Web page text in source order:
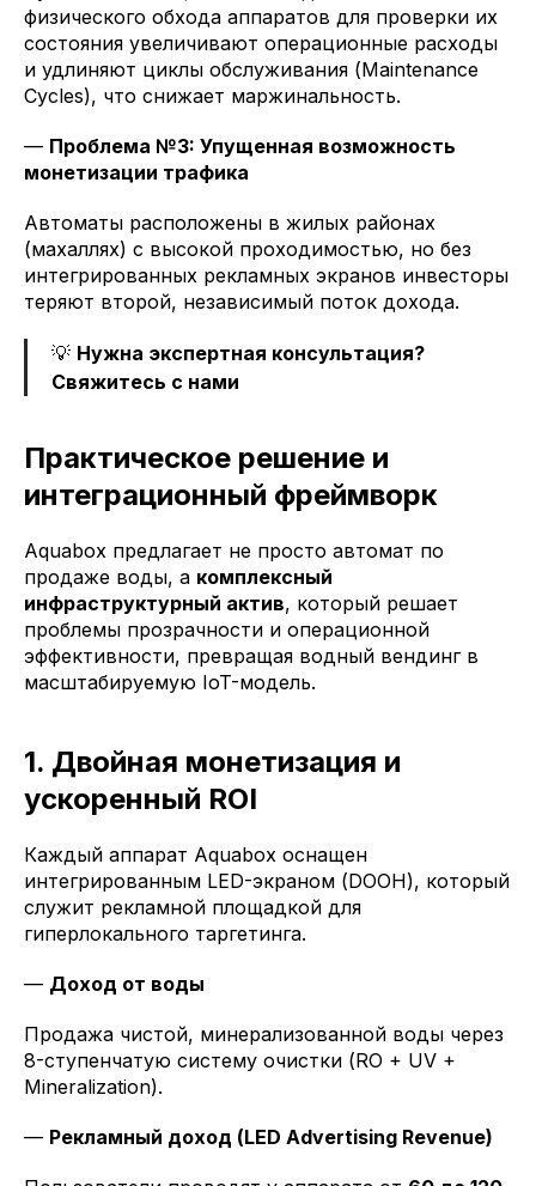
физического обхода аппаратов для проверки их
состояния увеличивают операционные расходы
и удлиняют циклы обслуживания (Maintenance
Cycles), что снижает маржинальность.
— Проблема №3: Упущенная возможность
монетизации трафика
Автоматы расположены в жилых районах
(махаллях) с высокой проходимостью, но без
интегрированных рекламных экранов инвесторы
теряют второй, независимый поток дохода.
💡 Нужна экспертная консультация?
Свяжитесь с нами
Практическое решение и
интеграционный фреймворк
Aquabox предлагает не просто автомат по
продаже воды, а комплексный
инфраструктурный актив, который решает
проблемы прозрачности и операционной
эффективности, превращая водный вендинг в
масштабируемую IoT-модель.
1. Двойная монетизация и
ускоренный ROI
Каждый аппарат Aquabox оснащен
интегрированным LED-экраном (DOOH), который
служит рекламной площадкой для
гиперлокального таргетинга.
— Доход от воды
Продажа чистой, минерализованной воды через
8-ступенчатую систему очистки (RO + UV +
Mineralization).
— Рекламный доход (LED Advertising Revenue)